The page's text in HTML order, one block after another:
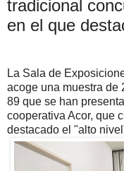
tradicional
en el que
La Sala de
acoge una muestra de
89 que se han
cooperativa Acor, que
destacado el "alto